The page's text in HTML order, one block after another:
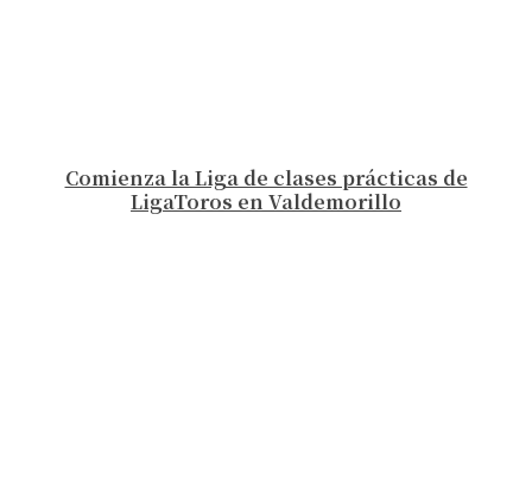
Comienza la Liga de clases prácticas de
LigaToros en Valdemorillo